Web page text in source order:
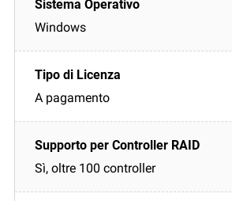
Windows
A pagamento
Sì, oltre 100 controller